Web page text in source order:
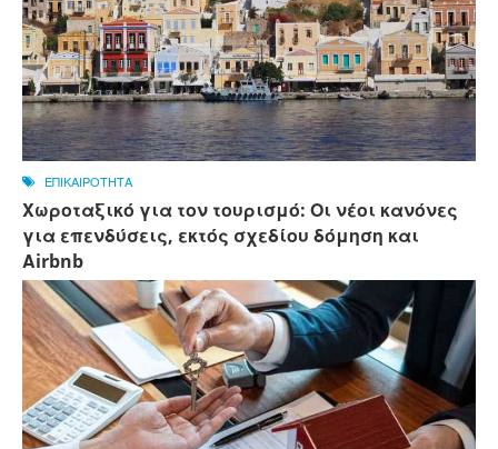
ΕΠΙΚΑΙΡΟΤΗΤΑ
Χωροταξικό για τον τουρισμό: Οι νέοι κανόνες
για επενδύσεις, εκτός σχεδίου δόμηση και
Αirbnb